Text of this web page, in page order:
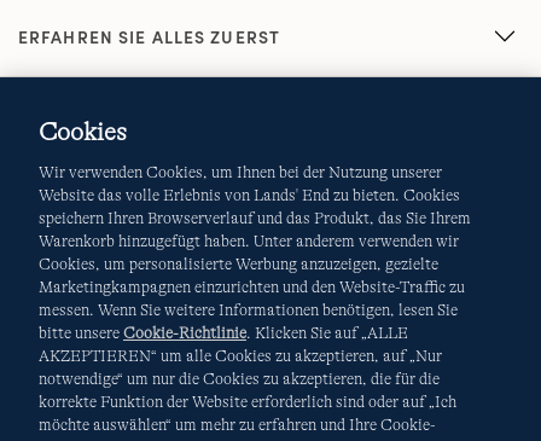
ERFAHREN SIE ALLES ZUERST
AGB Datenschutz & Sicherheit
Cookies-Ich möchte auswählen Site Map
Internationale Websites
Diese Website ist durch reCAPTCHA geschützt. Es gelten die
Cookies
Wir verwenden Cookies, um Ihnen bei der Nutzung unserer
Website das volle Erlebnis von Lands' End zu bieten. Cookies
speichern Ihren Browserverlauf und das Produkt, das Sie Ihrem
Warenkorb hinzugefügt haben. Unter anderem verwenden wir
Cookies, um personalisierte Werbung anzuzeigen, gezielte
Marketingkampagnen einzurichten und den Website-Traffic zu
messen. Wenn Sie weitere Informationen benötigen, lesen Sie
bitte unsere Cookie-Richtlinie. Klicken Sie auf „ALLE
AKZEPTIEREN“ um alle Cookies zu akzeptieren, auf „Nur
notwendige“ um nur die Cookies zu akzeptieren, die für die
korrekte Funktion der Website erforderlich sind oder auf „Ich
möchte auswählen“ um mehr zu erfahren und Ihre Cookie-